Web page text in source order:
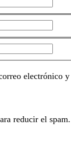
electrónico
reducir el spam.